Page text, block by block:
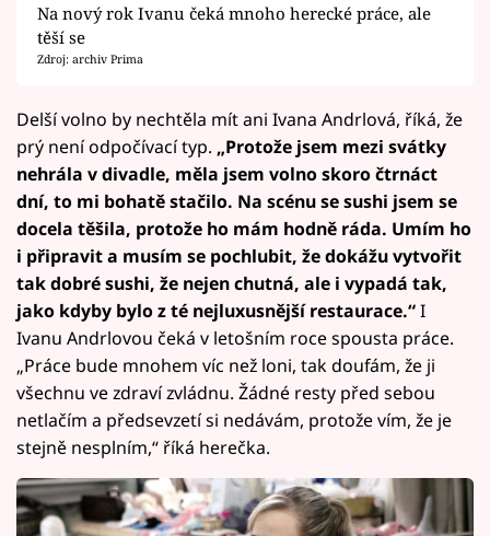
Na nový rok Ivanu čeká mnoho herecké práce, ale
těší se
Zdroj: archiv Prima
Delší volno by nechtěla mít ani Ivana Andrlová, říká, že
prý není odpočívací typ. „Protože jsem mezi svátky
nehrála v divadle, měla jsem volno skoro čtrnáct
dní, to mi bohatě stačilo. Na scénu se sushi jsem se
docela těšila, protože ho mám hodně ráda. Umím ho
i připravit a musím se pochlubit, že dokážu vytvořit
tak dobré sushi, že nejen chutná, ale i vypadá tak,
jako kdyby bylo z té nejluxusnější restaurace.“I
Ivanu Andrlovou čeká v letošním roce spousta práce.
„Práce bude mnohem víc než loni, tak doufám, že ji
všechnu ve zdraví zvládnu. Žádné resty před sebou
netlačím a předsevzetí si nedávám, protože vím, že je
stejně nesplním,“ říká herečka.